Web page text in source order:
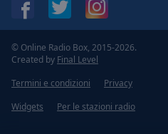
© Online Radio Box, 2015-2026.
Created by Final Level
Termini e condizioni
Privacy
Widgets
Per le stazioni radio